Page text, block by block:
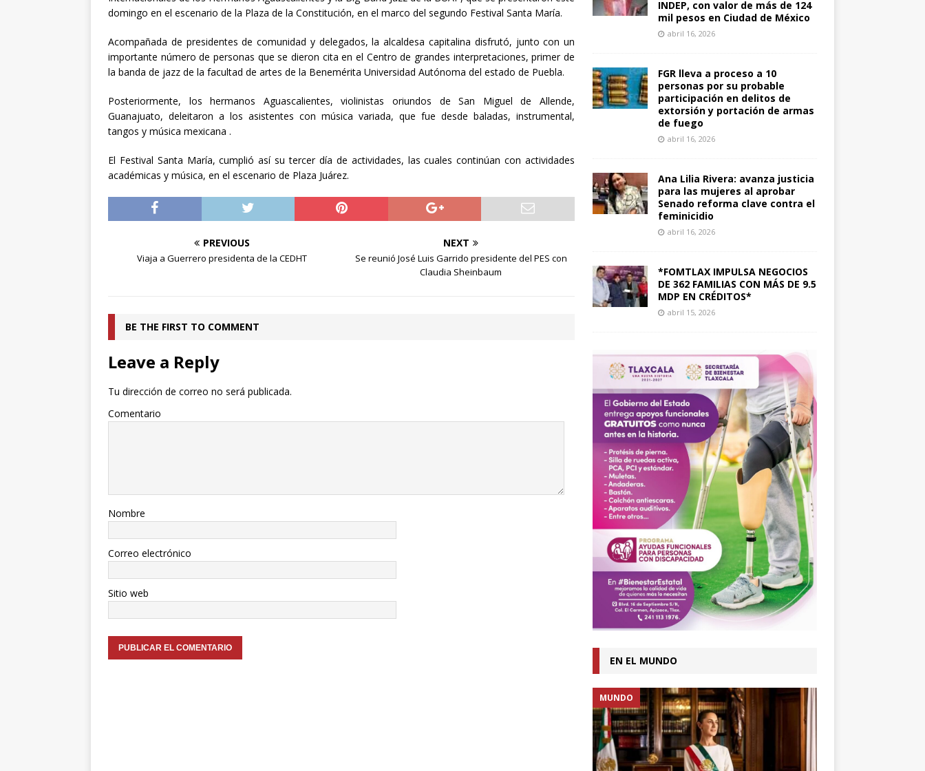
[ abril 30, 2024 ] Lotería del Bicentenario del Senado de la República
domingo en el escenario de la Plaza de la Constitución, en el marco del segundo Festival Santa María.
Acompañada de presidentes de comunidad y delegados, la alcaldesa capitalina disfrutó, junto con un
importante número de personas que se dieron cita en el Centro de grandes interpretaciones, primer de
la banda de jazz de la facultad de artes de la Benemérita Universidad Autónoma del estado de Puebla.
Posteriormente, los hermanos Aguascalientes, violinistas oriundos de San Miguel de Allende,
Guanajuato, deleitaron a los asistentes con música variada, que fue desde baladas, instrumental,
tangos y música mexicana .
El Festival Santa María, cumplió así su tercer día de actividades, las cuales continúan con actividades
académicas y música, en el escenario de Plaza Juárez.
PREVIOUS
Viaja a Guerrero presidenta de la CEDHT
NEXT
Se reunió José Luis Garrido presidente del PES con
Claudia Sheinbaum
BE THE FIRST TO COMMENT
Leave a Reply
Tu dirección de correo no será publicada.
Comentario
Nombre
Correo electrónico
Sitio web
INDEP, con valor de más de 124
mil pesos en Ciudad de México
abril 16, 2026
FGR lleva a proceso a 10
personas por su probable
participación en delitos de
extorsión y portación de armas
de fuego
abril 16, 2026
Ana Lilia Rivera: avanza justicia
para las mujeres al aprobar
Senado reforma clave contra el
feminicidio
abril 16, 2026
*FOMTLAX IMPULSA NEGOCIOS
DE 362 FAMILIAS CON MÁS DE 9.5
MDP EN CRÉDITOS*
abril 15, 2026
EN EL MUNDO
MUNDO